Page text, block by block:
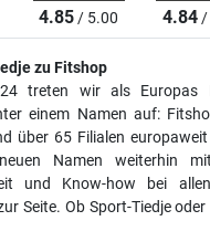
4.85/ 5.00 4.84/
zu Fitshop
treten wir als Europas
einem Namen auf:
über 65 Filialen
Namen weiterhin
und Know-how bei
Seite. Ob Sport-Tiedje